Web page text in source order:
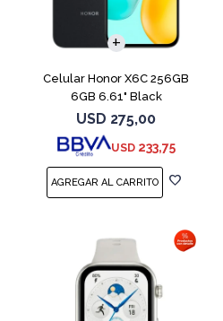
Celular Honor X6C 256GB
6GB 6.61" Black
USD 275,00
USD 233,75
COMPARAR